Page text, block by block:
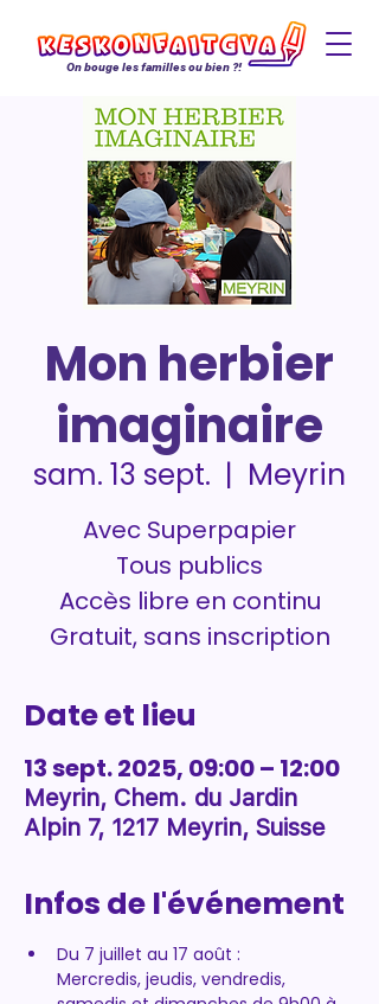
On bouge les familles ou bien ?!
Mon herbier
imaginaire
sam. 13 sept.
  |
Meyrin
Avec Superpapier
Tous publics
Accès libre en continu
Gratuit, sans inscription
Date et lieu
13 sept. 2025, 09:00 – 12:00
Meyrin, Chem. du Jardin
Alpin 7, 1217 Meyrin, Suisse
Infos de l'événement
Du 7 juillet au 17 août :
Mercredis, jeudis, vendredis,